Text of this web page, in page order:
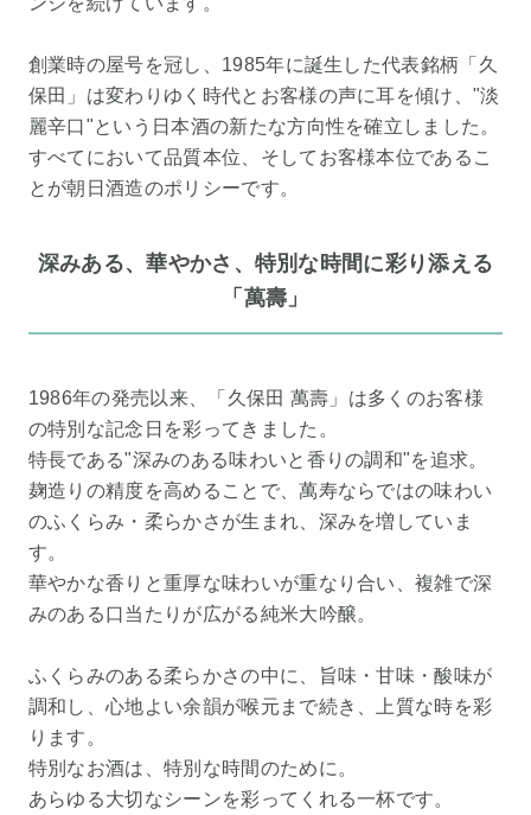
創業時の屋号を冠し、1985年に誕生した代表銘柄「久
保田」は変わりゆく時代とお客様の声に耳を傾け、"淡
麗辛口"という日本酒の新たな方向性を確立しました。
すべてにおいて品質本位、そしてお客様本位であるこ
とが朝日酒造のポリシーです。
深みある、華やかさ、特別な時間に彩り添える
「萬壽」
1986年の発売以来、「久保田 萬壽」は多くのお客様
の特別な記念日を彩ってきました。
特長である"深みのある味わいと香りの調和"を追求。
麹造りの精度を高めることで、萬寿ならではの味わい
のふくらみ・柔らかさが生まれ、深みを増していま
す。
華やかな香りと重厚な味わいが重なり合い、複雑で深
みのある口当たりが広がる純米大吟醸。
ふくらみのある柔らかさの中に、旨味・甘味・酸味が
調和し、心地よい余韻が喉元まで続き、上質な時を彩
ります。
特別なお酒は、特別な時間のために。
あらゆる大切なシーンを彩ってくれる一杯です。